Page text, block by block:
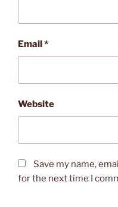
Email*
Website
Save my name,
for the next time I